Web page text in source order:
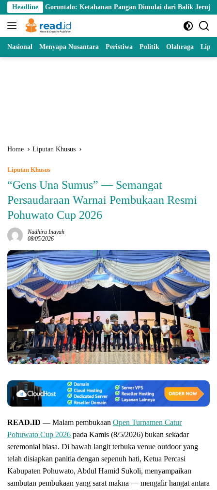
Skip
to
content
HeadlineKetahanan Pangan Dimulai dari Balik Jeruji KNPI
Nasional Menyapa Nusantara Peristiwa Politik Olahraga
Home Liputan Khusus
Liputan Khusus
“Gens Una Sumus” — Semangat
Persaudaraan Warnai Pembukaan Resmi
Pohuwato Cup 2026
Nadhira Inayah
08/05/2026
READ.ID — Malam pembukaan Open Turnamen Catur
Pohuwato Cup 2026 pada Kamis (8/5/2026) bukan sekadar
seremonial biasa. Di bawah langit terbuka venue outdoor yang
telah disiapkan panitia dengan sepenuh hati, Ketua Percasi
Kabupaten Pohuwato, Abdul Hamid Sukoli, menyampaikan
sambutan pembukaan yang sarat makna — mengalir hangat antara